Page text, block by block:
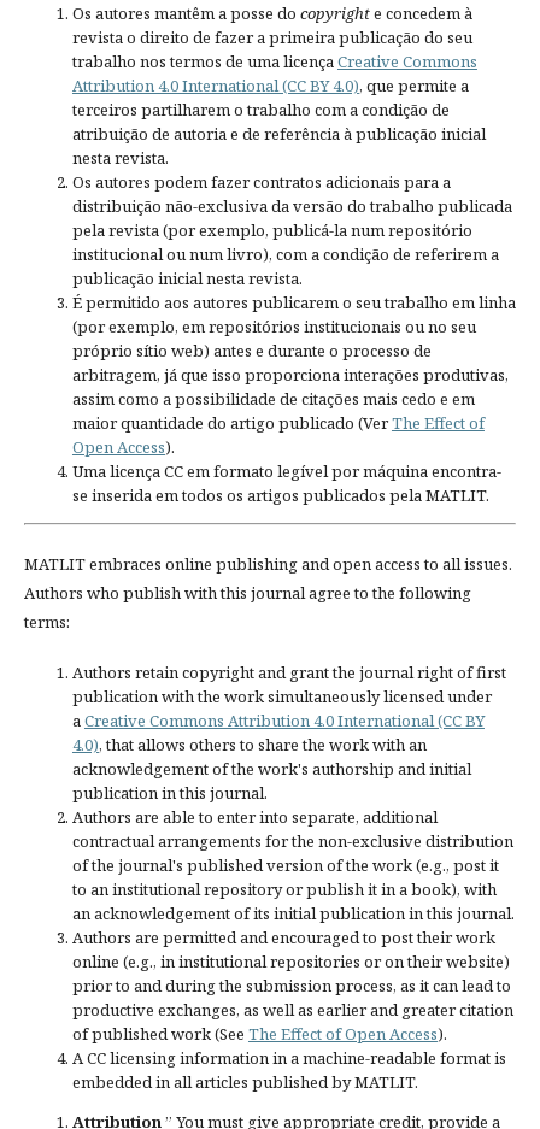
Os autores mantêm a posse do copyrighte concedem à
revista o direito de fazer a primeira publicação do seu
trabalho nos termos de uma licença Creative Commons
Attribution 4.0 International (CC BY 4.0), que permite a
terceiros partilharem o trabalho com a condição de
atribuição de autoria e de referência à publicação inicial
nesta revista.
Os autores podem fazer contratos adicionais para a
distribuição não-exclusiva da versão do trabalho publicada
pela revista (por exemplo, publicá-la num repositório
institucional ou num livro), com a condição de referirem a
publicação inicial nesta revista.
É permitido aos autores publicarem o seu trabalho em linha
(por exemplo, em repositórios institucionais ou no seu
próprio sítio web) antes e durante o processo de
arbitragem, já que isso proporciona interações produtivas,
assim como a possibilidade de citações mais cedo e em
maior quantidade do artigo publicado (VerThe Effect of
Open Access).
Uma licença CC em formato legível por máquina encontra-
se inserida em todos os artigos publicados pela MATLIT.
MATLIT embraces online publishing and open access to all issues.
Authors who publish with this journal agree to the following
terms:
Authors retain copyright and grant the journal right of first
publication with the work simultaneously licensed under
a Creative Commons Attribution 4.0 International (CC BY
4.0), that allows others to share the work with an
acknowledgement of the work's authorship and initial
publication in this journal.
Authors are able to enter into separate, additional
contractual arrangements for the non-exclusive distribution
of the journal's published version of the work (e.g., post it
to an institutional repository or publish it in a book), with
an acknowledgement of its initial publication in this journal.
Authors are permitted and encouraged to post their work
online (e.g., in institutional repositories or on their website)
prior to and during the submission process, as it can lead to
productive exchanges, as well as earlier and greater citation
of published work (See The Effect of Open Access).
A CC licensing information in a machine-readable format is
embedded in all articles published by MATLIT.
Attribution ” You must give appropriate credit, provide a